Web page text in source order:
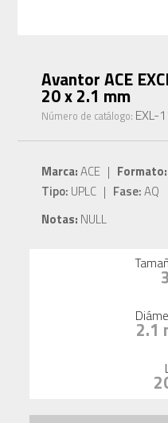
Avantor ACE
20 x 2.1 mm
Número de catálogo: EXL-
Marca:ACE | Formato:
Tipo: UPLC | Fase:AQ
Notas: NULL
2.1